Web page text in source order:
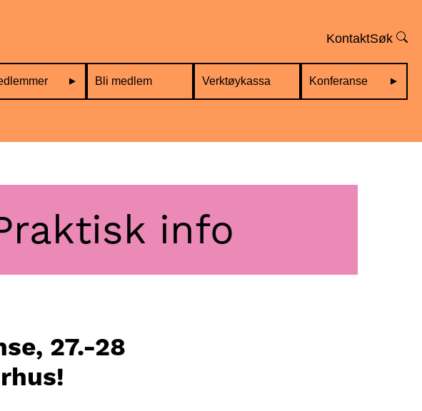
KontaktSøk
Bli medlem Verktøykassa Konferanse
info
27.-28